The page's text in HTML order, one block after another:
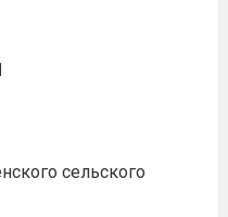
сельского